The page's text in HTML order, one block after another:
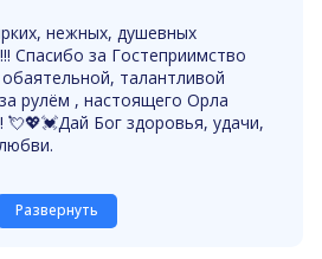
,попасть в неизведанные
Богу ,нашим
Боже нашему водителю
нас в каждую нелегкую
тебя Грузия !
нежных, душевных
Спасибо за Гостеприимство
талантливой
рулём , настоящего Орла
Бог здоровья, удачи,
Развернуть